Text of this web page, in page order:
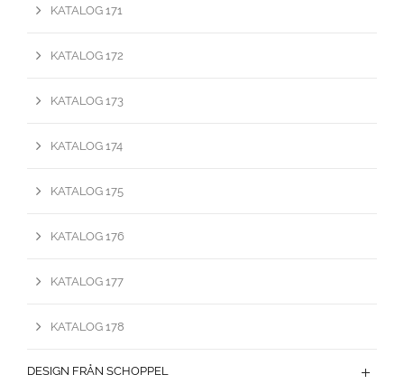
KATALOG 171
KATALOG 172
KATALOG 173
KATALOG 174
KATALOG 175
KATALOG 176
KATALOG 177
KATALOG 178
DESIGN FRÅN SCHOPPEL